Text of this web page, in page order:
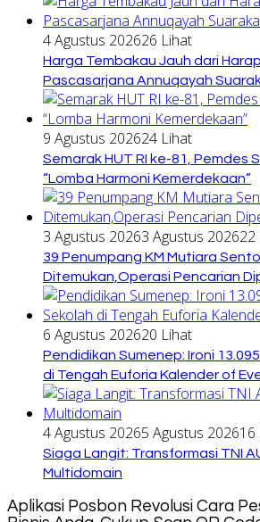
4 Agustus 202626 Lihat
Harga Tembakau Jauh dari
Pascasarjana Annuqayah
9 Agustus 202624 Lihat
Semarak HUT RI ke-81, Pemdes
“Lomba Harmoni Kemerdekaan”
3 Agustus 20263 Agustus 202622
39 Penumpang KM Mutiara
Ditemukan,Operasi Pencarian
6 Agustus 202620 Lihat
Pendidikan Sumenep: Ironi
di Tengah Euforia Kalender of
4 Agustus 20265 Agustus 202616
Siaga Langit: Transformasi TNI
Multidomain
Aplikasi Posbon Revolusi Cara